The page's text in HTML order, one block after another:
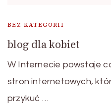
BEZ KATEGORII
blog dla kobiet
W Internecie powstaje
stron internetowych,
przykuć …